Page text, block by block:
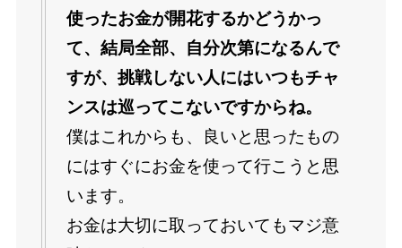
使ったお金が開花するかどうかっ
て、結局全部、自分次第になるんで
すが、挑戦しない人にはいつもチャ
ンスは巡ってこないですからね。
僕はこれからも、良いと思ったもの
にはすぐにお金を使って行こうと思
います。
お金は大切に取っておいてもマジ意